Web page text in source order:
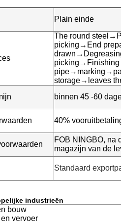
Plain einde
The round
picking→End
storage→leaves
binnen 45 -60
40%
FOB NINGBO, na
magazijn van de
Standaard
industrieën
bouw
vervoer